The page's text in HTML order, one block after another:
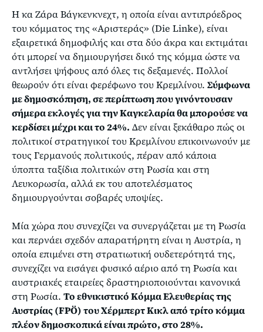
Η κα Ζάρα Βάγκενκνεχτ, η οποία είναι αντιπρόεδρος
του κόμματος της «Αριστεράς» (Die Linke), είναι
εξαιρετικά δημοφιλής και στα δύο άκρα και εκτιμάται
ότι μπορεί να δημιουργήσει δικό της κόμμα ώστε να
αντλήσει ψήφους από όλες τις δεξαμενές. Πολλοί
θεωρούν ότι είναι φερέφωνο του Κρεμλίνου. Σύμφωνα
με δημοσκόπηση, σε περίπτωση που γινόντουσαν
σήμερα εκλογές για την Καγκελαρία θα μπορούσε να
κερδίσει μέχρι και το 24%. Δεν είναι ξεκάθαρο πώς οι
πολιτικοί στρατηγικοί του Κρεμλίνου επικοινωνούν με
τους Γερμανούς πολιτικούς, πέραν από κάποια
ύποπτα ταξίδια πολιτικών στη Ρωσία και στη
Λευκορωσία, αλλά εκ του αποτελέσματος
δημιουργούνται σοβαρές υποψίες.
Μία χώρα που συνεχίζει να συνεργάζεται με τη Ρωσία
και περνάει σχεδόν απαρατήρητη είναι η Αυστρία, η
οποία επιμένει στη στρατιωτική ουδετερότητά της,
συνεχίζει να εισάγει φυσικό αέριο από τη Ρωσία και
αυστριακές εταιρείες δραστηριοποιούνται κανονικά
στη Ρωσία. Το εθνικιστικό Κόμμα Ελευθερίας της
Αυστρίας (FPÖ) του Χέρμπερτ Κικλ από τρίτο κόμμα
πλέον δημοσκοπικά είναι πρώτο, στο 28%.